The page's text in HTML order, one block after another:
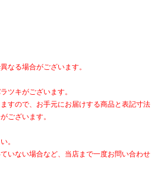
なる場合がございます。
ツキがございます。
すので、お手元にお届けする商品と表記寸法
ございます。
。
いない場合など、当店まで一度お問い合わせ